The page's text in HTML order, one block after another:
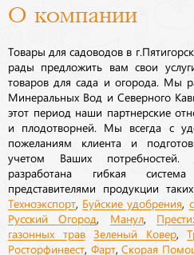
О компании
Товары для садоводов в
рады предложить вам свои
товаров для сада и огорода. Мы
Минеральных Вод и Северного
этот период наши партнерские
и плодотворней. Мы всегда с
пожеланиям клиента и
учетом Ваших потребностей.
разработана гибкая
представителями продукции
Техноэкспорт Буйские удобрения
Русский Огород Манул,
газонных трав Зеленый Ковер,
Росторфинвест Фарт, Скорая